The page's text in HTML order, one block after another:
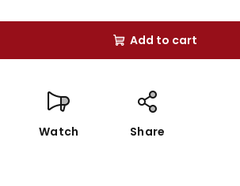
Add to cart
Watch Share